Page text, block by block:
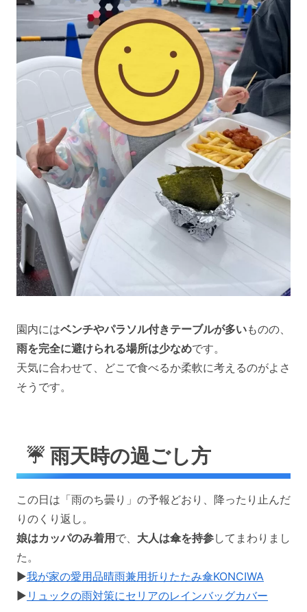
園内にはベンチやパラソル付きテーブルが多いものの、
雨を完全に避けられる場所は少なめです。
天気に合わせて、どこで食べるか柔軟に考えるのがよさ
そうです。
☔ 雨天時の過ごし方
この日は「雨のち曇り」の予報どおり、降ったり止んだ
りのくり返し。
娘はカッパのみ着用 で、 大人は傘を持参してまわりまし
た。
▶我が家の愛用品晴雨兼用折りたたみ傘KONCIWA
▶ リュックの雨対策にセリアのレインバッグカバー